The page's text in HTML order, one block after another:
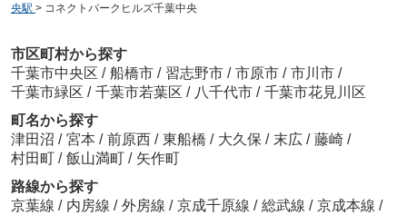
央駅 > コネクトパークヒルズ千葉中央
市区町村から探す
千葉市中央区 / 船橋市 / 習志野市 / 市原市 / 市川市 /
千葉市緑区 / 千葉市若葉区 / 八千代市 / 千葉市花見川区
町名から探す
津田沼 / 宮本 / 前原西 / 東船橋 / 大久保 / 末広 / 藤崎 /
村田町 / 飯山満町 / 矢作町
路線から探す
京葉線 / 内房線 / 外房線 / 京成千原線 / 総武線 / 京成本線 /